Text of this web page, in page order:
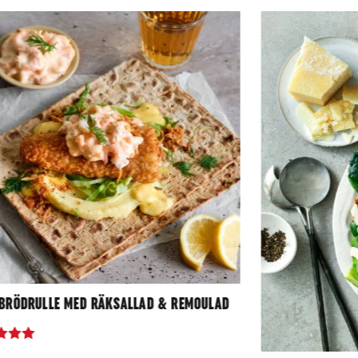
MED RÄKSALLAD & REMOULAD